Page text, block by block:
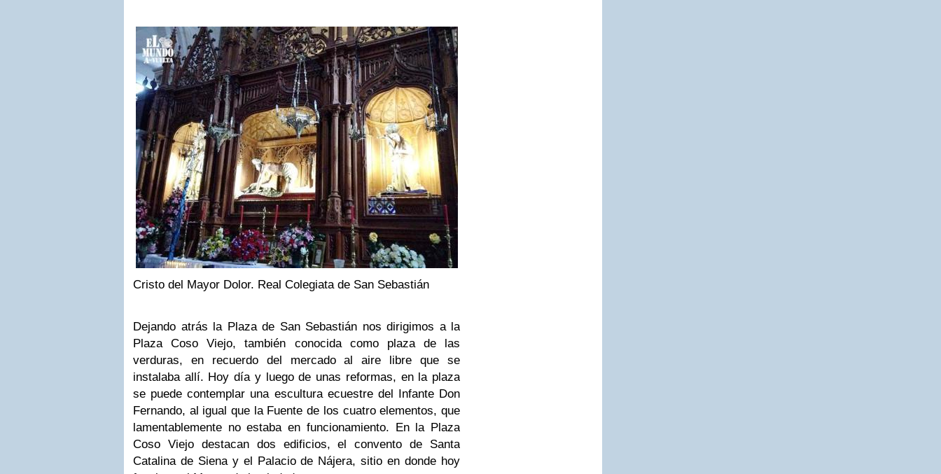
Cristo del Mayor Dolor. Real Colegiata de San Sebastián
Dejando atrás la Plaza de San Sebastián nos dirigimos a la
Plaza Coso Viejo, también conocida como plaza de las
verduras, en recuerdo del mercado al aire libre que se
instalaba allí. Hoy día y luego de unas reformas, en la plaza
se puede contemplar una escultura ecuestre del Infante Don
Fernando, al igual que la Fuente de los cuatro elementos, que
lamentablemente no estaba en funcionamiento. En la Plaza
Coso Viejo destacan dos edificios, el convento de Santa
Catalina de Siena y el Palacio de Nájera, sitio en donde hoy